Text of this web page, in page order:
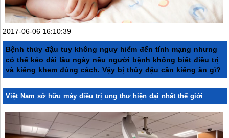
2017-06-06 16:10:39
Bệnh thủy đậu tuy không nguy hiểm đến tính mạng nhưng
có thể kéo dài lâu ngày nếu người bệnh không biết điều trị
và kiêng khem đúng cách. Vậy bị thủy đậu cần kiêng ăn gì?
Việt Nam sở hữu máy điều trị ung thư hiện đại nhất thế giới